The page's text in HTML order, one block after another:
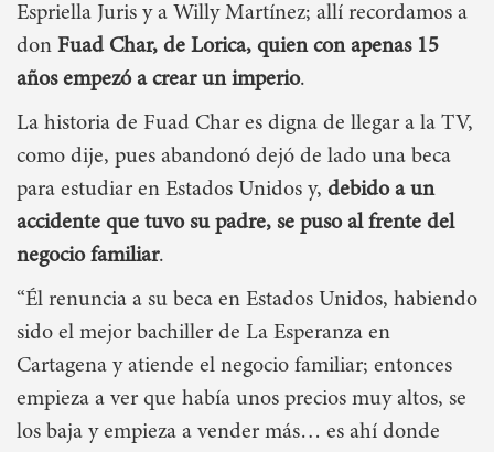
Espriella Juris y a Willy Martínez; allí recordamos a
don Fuad Char, de Lorica, quien con apenas 15
años empezó a crear un imperio.
La historia de Fuad Char es digna de llegar a la TV,
como dije, pues abandonó dejó de lado una beca
para estudiar en Estados Unidos y, debido a un
accidente que tuvo su padre, se puso al frente del
negocio familiar.
“Él renuncia a su beca en Estados Unidos, habiendo
sido el mejor bachiller de La Esperanza en
Cartagena y atiende el negocio familiar; entonces
empieza a ver que había unos precios muy altos, se
los baja y empieza a vender más… es ahí donde